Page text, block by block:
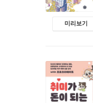
미리보기